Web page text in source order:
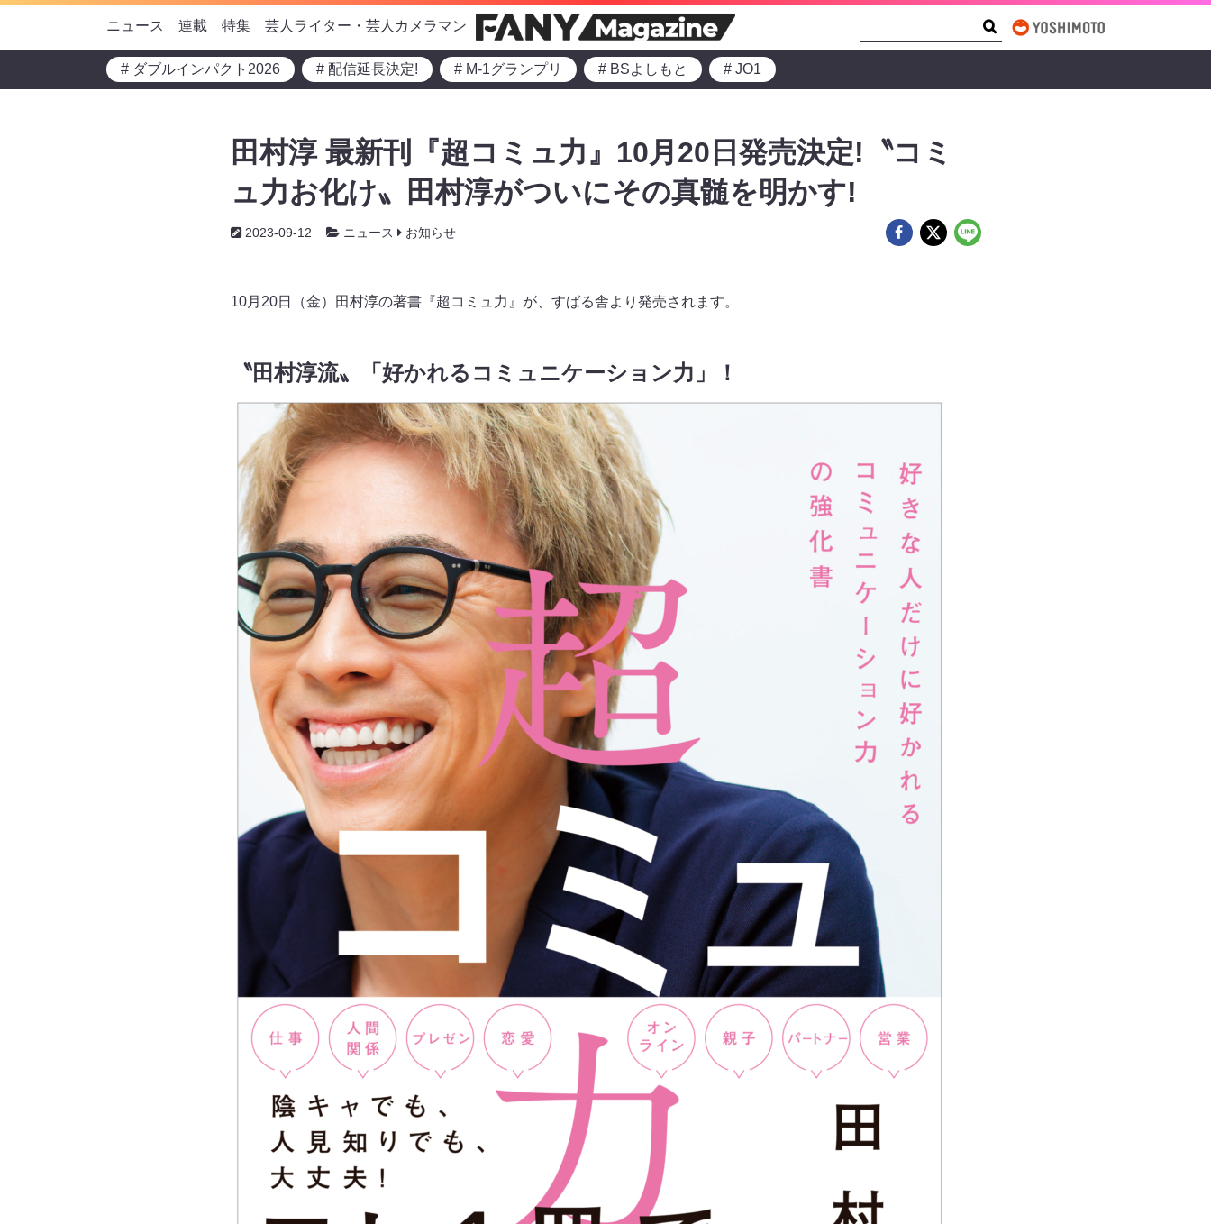
ニュース 連載 特集 芸人ライター・芸人カメラマン
# ダブルインパクト2026 # 配信延長決定! # M-1グランプリ # BSよしもと # JO1
田村淳 最新刊『超コミュ力』10月20日発売決定!〝コミ
ュ力お化け〟田村淳がついにその真髄を明かす!
2023-09-12 ニュース お知らせ
10月20日（金）田村淳の著書『超コミュ力』が、すばる舎より発売されます。
〝田村淳流〟「好かれるコミュニケーション力」！